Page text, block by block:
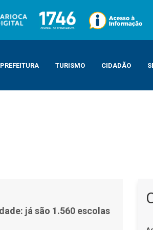
TURISMO CIDADÃO
já são 1.560 escolas